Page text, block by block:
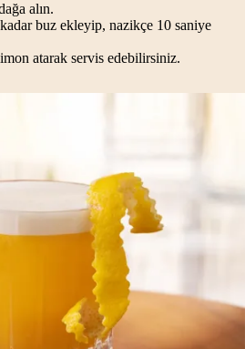
alın.
buz ekleyip, nazikçe 10 saniye
atarak servis edebilirsiniz.